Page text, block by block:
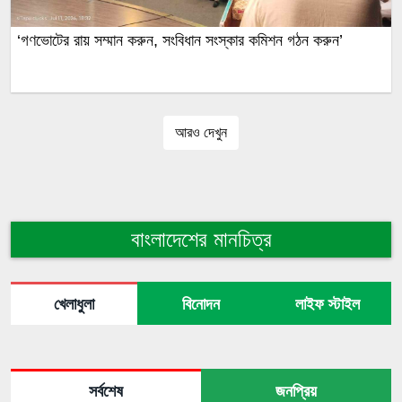
‘গণভোটের রায় সম্মান করুন, সংবিধান সংস্কার কমিশন গঠন করুন’
আরও দেখুন
বাংলাদেশের মানচিত্র
খেলাধুলা বিনোদন লাইফ স্টাইল
সর্বশেষ জনপ্রিয়